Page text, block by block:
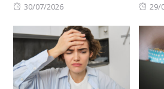
Posted
30/07/2026 29/